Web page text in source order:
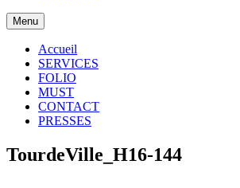
Menu
Accueil
SERVICES
FOLIO
MUST
CONTACT
PRESSES
TourdeVille_H16-144